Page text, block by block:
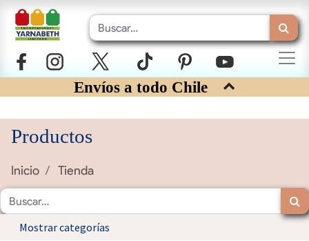
Envíos a todo Chile
Productos
Inicio Tienda
Mostrar categorías